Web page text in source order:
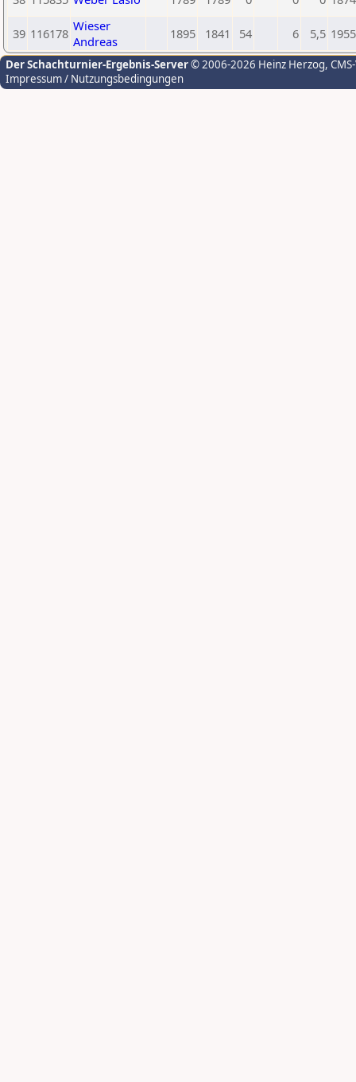
39 116178 Wieser
Andreas
1895 1841 54 6 5,5 1955
Der Schachturnier-Ergebnis-Server© 2006-2026 Heinz Herzog,
Impressum / Nutzungsbedingungen